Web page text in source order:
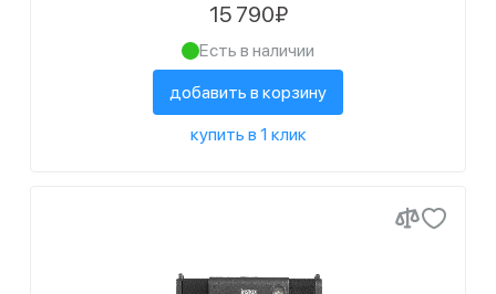
15 790₽
Есть в наличии
добавить в корзину
купить в 1 клик